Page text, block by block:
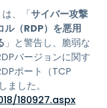
、「サイバー攻撃
（RDP）を悪用
」と警告し、脆弱な
バージョンに関す
ポート（TCP
した。
180927.aspx